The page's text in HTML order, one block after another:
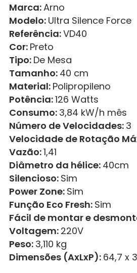
Marca:Arno
Modelo: Ultra Silence Force
Referência:VD40
Cor: Preto
Tipo: De Mesa
Tamanho: 40 cm
Material: Polipropileno
Potência:126 Watts
Consumo: 3,84 kW/h mês
Número de Velocidades: 3
Velocidade de Rotação
Vazão:1,41
Diâmetro da hélice: 40cm
Silencioso: Sim
Power Zone: Sim
Função Eco Fresh: Sim
Fácil de montar e
Voltagem: 220V
Peso: 3,110 kg
Dimensões (AxLxP): 64,7 x